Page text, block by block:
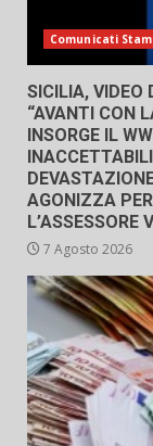
Comunicati
SICILIA, VIDEO
“AVANTI CON
INSORGE IL
AGONIZZA
L’ASSESSORE
7 Agosto 2026